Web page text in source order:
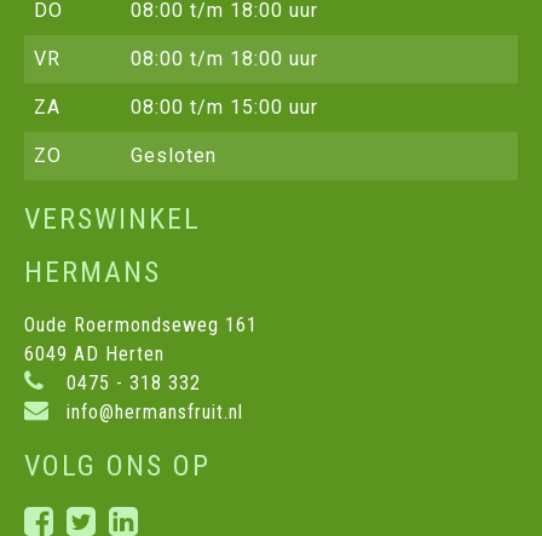
DO 08:00 t/m 18:00 uur
VR 08:00 t/m 18:00 uur
ZA 08:00 t/m 15:00 uur
ZO Gesloten
VERSWINKEL
HERMANS
Oude Roermondseweg 161
6049 AD Herten
0475 - 318 332
info@hermansfruit.nl
VOLG ONS OP